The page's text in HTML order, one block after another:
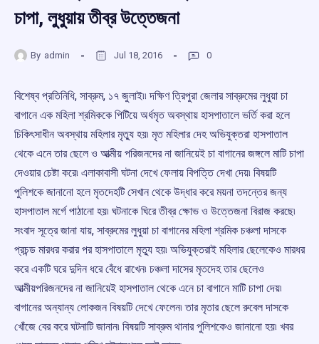
চাপা, লুধুয়ায় তীব্র উত্তেজনা
By admin Jul 18, 2016 0
বিশেষ্ব প্রতিনিধি, সাব্রুম, ১৭ জুলাই৷৷ দক্ষিণ ত্রিপুরা জেলার সাব্রুমের লুধুয়া চা
বাগানে এক মহিলা শ্রমিককে পিটিয়ে অর্ধমৃত অবস্থায় হাসপাতালে ভর্তি করা হলে
চিকিৎসাধীন অবস্থায় মহিলার মৃত্যু হয়৷ মৃত মহিলার দেহ অভিযুক্তরা হাসপাতাল
থেকে এনে তার ছেলে ও আত্মীয় পরিজনদের না জানিয়েই চা বাগানের জঙ্গলে মাটি চাপা
দেওয়ার চেষ্টা করে৷ এলাকাবাসী ঘটনা দেখে ফেলায় বিপত্তি দেখা দেয়৷ বিষয়টি
পুলিশকে জানানো হলে মৃতদেহটি সেখান থেকে উদ্ধার করে ময়না তদন্তের জন্য
হাসপাতাল মর্গে পাঠানো হয়৷ ঘটনাকে ঘিরে তীব্র ক্ষোভ ও উত্তেজনা বিরাজ করছে৷
সংবাদ সূত্রে জানা যায়, সাব্রুমের লুধুয়া চা বাগানের মহিলা শ্রমিক চঞ্চলা দাসকে
প্রচন্ড মারধর করার পর হাসপাতালে মৃত্যু হয়৷ অভিযুক্তরাই মহিলার ছেলেকেও মারধর
করে একটি ঘরে দুদিন ধরে বেঁধে রাখেন৷ চঞ্চলা দাসের মৃতদেহ তার ছেলেও
আত্মীয়পরিজনদের না জানিয়েই হাসপাতাল থেকে এনে চা বাগানে মাটি চাপা দেয়৷
বাগানের অন্যান্য লোকজন বিষয়টি দেখে ফেলেন৷ তার মৃতার ছেলে রুবেল দাসকে
খোঁজে বের করে ঘটনাটি জানান৷ বিষয়টি সাব্রুম থানার পুলিশকেও জানানো হয়৷ খবর